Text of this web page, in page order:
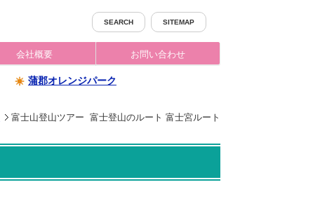
SEARCH SITEMAP
会社概要 お問い合わせ
蒲郡オレンジパーク
富士山登山ツアー 富士登山のルート 富士宮ルート